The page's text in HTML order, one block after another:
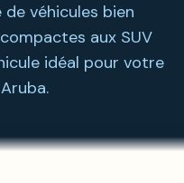
véhicules bien
aux SUV
idéal pour votre